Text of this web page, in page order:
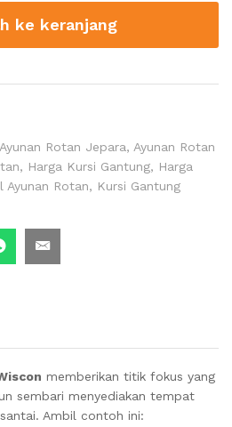
ke keranjang
Ayunan Rotan Jepara, Ayunan Rotan
, Harga Kursi Gantung, Harga
Ayunan Rotan, Kursi Gantung
memberikan titik fokus yang
sembari menyediakan tempat
Ambil contoh ini: